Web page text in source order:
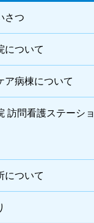
さつ
について
ア病棟について
訪問看護ステーショ
について